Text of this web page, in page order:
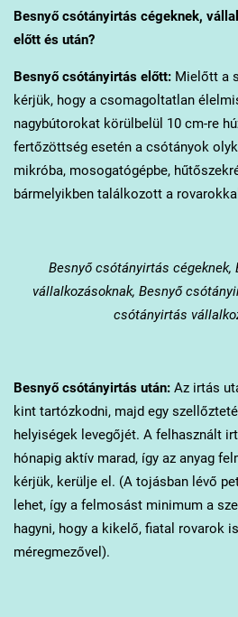
Besnyőcsótányirtás cégeknek,
előtt és után?
Besnyőcsótányirtás előtt:Mielőtt a
kérjük, hogy a csomagoltatlan
nagybútorokat körülbelül 10 cm-re
fertőzöttség esetén a csótányok
mikróba, mosogatógépbe,
bármelyikben találkozott a
Besnyőcsótányirtás cégeknek,
vállalkozásoknak, Besnyő
csótányirtás
Besnyőcsótányirtás után:Az irtás
kint tartózkodni, majd egy
helyiségek levegőjét. A felhasznált
hónapig aktív marad, így az anyag
kérjük, kerülje el. (A tojásban lévő
lehet, így a felmosást minimum a
hagyni, hogy a kikelő, fiatal rovarok
méregmezővel).